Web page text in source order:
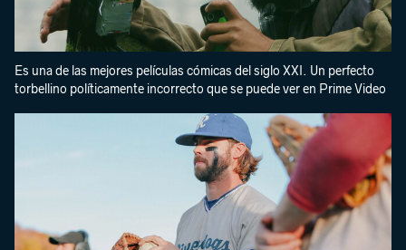
Es una de las mejores películas cómicas del siglo XXI. Un perfecto
torbellino políticamente incorrecto que se puede ver en Prime Video